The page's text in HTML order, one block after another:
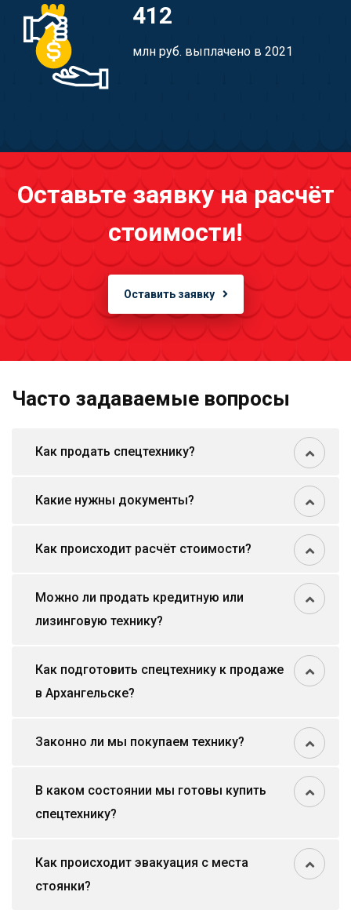
412
млн руб. выплачено в 2021
Оставьте заявку на расчёт
стоимости!
Оставить заявку
Часто задаваемые вопросы
Как продать спецтехнику?
Какие нужны документы?
Как происходит расчёт стоимости?
Можно ли продать кредитную или
лизинговую технику?
Как подготовить спецтехнику к продаже
в Архангельске?
Законно ли мы покупаем технику?
В каком состоянии мы готовы купить
спецтехнику?
Как происходит эвакуация с места
стоянки?